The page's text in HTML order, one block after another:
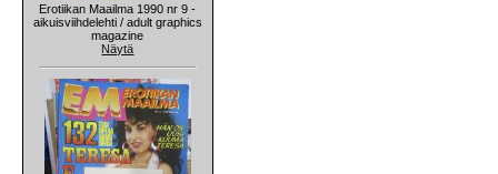
Erotiikan Maailma 1990 nr 9 -
aikuisviihdelehti / adult graphics
magazine
Näytä